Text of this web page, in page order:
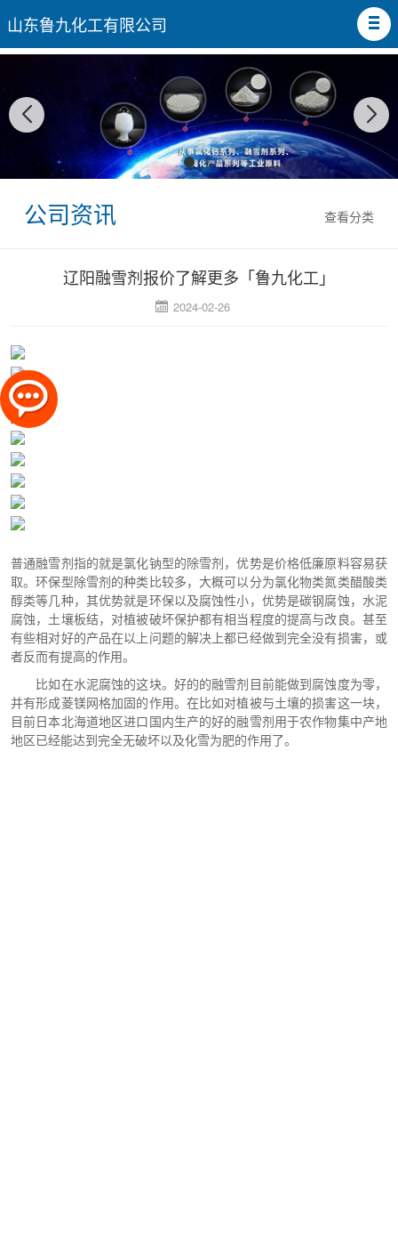
山东鲁九化工有限公司
查看分类
公司资讯
辽阳融雪剂报价了解更多「鲁九化工」
2024-02-26
普通融雪剂指的就是氯化钠型的除雪剂，优势是价格低廉原料容易获
取。环保型除雪剂的种类比较多，大概可以分为氯化物类氮类醋酸类
醇类等几种，其优势就是环保以及腐蚀性小，优势是碳钢腐蚀，水泥
腐蚀，土壤板结，对植被破坏保护都有相当程度的提高与改良。甚至
有些相对好的产品在以上问题的解决上都已经做到完全没有损害，或
者反而有提高的作用。
比如在水泥腐蚀的这块。好的的融雪剂目前能做到腐蚀度为零，
并有形成菱镁网格加固的作用。在比如对植被与土壤的损害这一块，
目前日本北海道地区进口国内生产的好的融雪剂用于农作物集中产地
地区已经能达到完全无破坏以及化雪为肥的作用了。